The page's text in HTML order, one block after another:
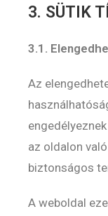
3. SÜTIK
3.1.
Az
az oldalon
biztonságos
A weboldal